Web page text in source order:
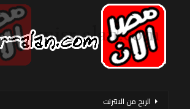
الربح من الانترنت